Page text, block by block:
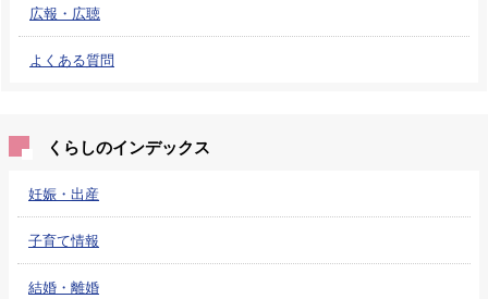
広報・広聴
よくある質問
くらしのインデックス
妊娠・出産
子育て情報
結婚・離婚